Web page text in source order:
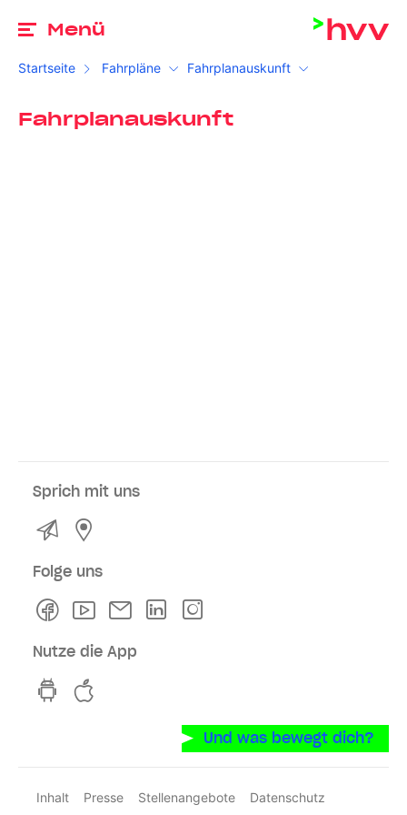
Menü
Startseite Fahrpläne Fahrplanauskunft
Fahrplanauskunft
Sprich mit uns
Kontakt
Folge uns
FacebookYoutubeNewsletterLinkedln
Nutze die App
hvv switch App auf GooglePlay
Und was bewegt dich?
Inhalt Presse Stellenangebote
Datenschutz